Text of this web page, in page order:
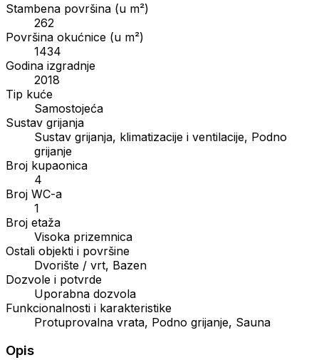
Stambena površina (u m²)
262
Površina okućnice (u m²)
1434
Godina izgradnje
2018
Tip kuće
Samostojeća
Sustav grijanja
Sustav grijanja, klimatizacije i ventilacije, Podno
grijanje
Broj kupaonica
4
Broj WC-a
1
Broj etaža
Visoka prizemnica
Ostali objekti i površine
Dvorište / vrt, Bazen
Dozvole i potvrde
Uporabna dozvola
Funkcionalnosti i karakteristike
Protuprovalna vrata, Podno grijanje, Sauna
Opis